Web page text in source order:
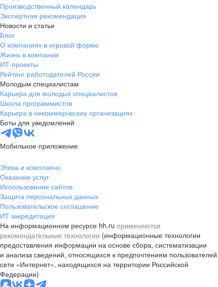
Производственный календарь
Экспертная рекомендация
Новости и статьи
Блог
О компаниях в игровой форме
Жизнь в компании
ИТ-проекты
Рейтинг работодателей России
Молодым специалистам
Карьера для молодых специалистов
Школа программистов
Карьера в некоммерческих организациях
Боты для уведомлений
Мобильное приложение
Этика и комплаенс
Оказание услуг
Использование сайтов
Защита персональных данных
Пользовательское соглашение
ИТ аккредитация
На информационном ресурсе hh.ru применяются
рекомендательные технологии (информационные технологии
предоставления информации на основе сбора, систематизации
и анализа сведений, относящихся к предпочтениям пользователей
сети «Интернет», находящихся на территории Российской
Федерации)